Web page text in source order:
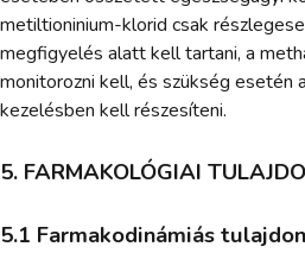
metiltioninium-klorid csak
megfigyelés alatt kell tartani, a
monitorozni kell, és szükség
kezelésben kell részesíteni.
5. FARMAKOLÓGIAI
5.1 Farmakodinámiás